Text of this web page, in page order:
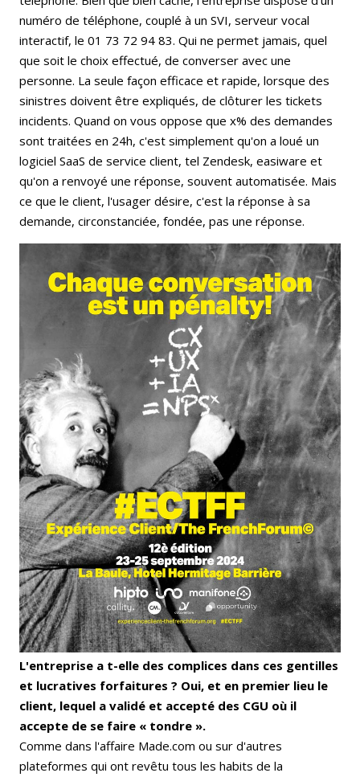
numéro de téléphone, couplé à un SVI, serveur vocal
interactif, le 01 73 72 94 83. Qui ne permet jamais, quel
que soit le choix effectué, de converser avec une
personne. La seule façon efficace et rapide, lorsque des
sinistres doivent être expliqués, de clôturer les tickets
incidents. Quand on vous oppose que x% des demandes
sont traitées en 24h, c'est simplement qu'on a loué un
logiciel SaaS de service client, tel Zendesk, easiware et
qu'on a renvoyé une réponse, souvent automatisée. Mais
ce que le client, l'usager désire, c'est la réponse à sa
demande, circonstanciée, fondée, pas une réponse.
L'entreprise a t-elle des complices dans ces gentilles
et lucratives forfaitures ? Oui, et en premier lieu le
client, lequel a validé et accepté des CGU où il
accepte de se faire « tondre ».
Comme dans l'affaire Made.com ou sur d'autres
plateformes qui ont revêtu tous les habits de la